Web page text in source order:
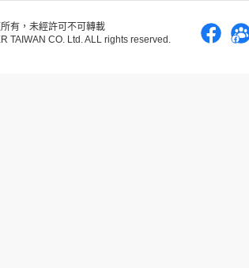
有，未經許可不可轉載
TAIWAN CO. Ltd. ALL rights reserved.